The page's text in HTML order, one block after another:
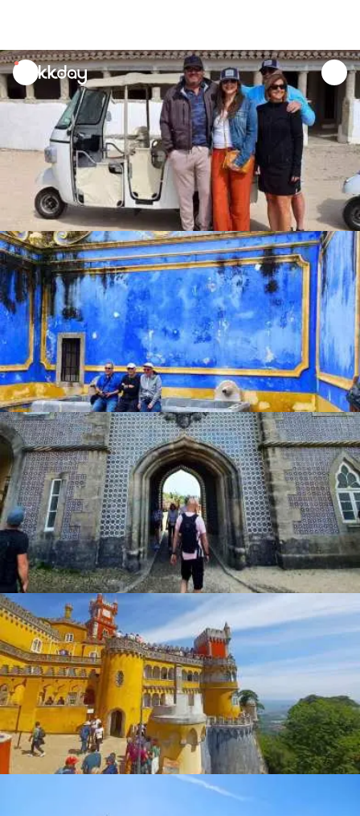
unread
notifications